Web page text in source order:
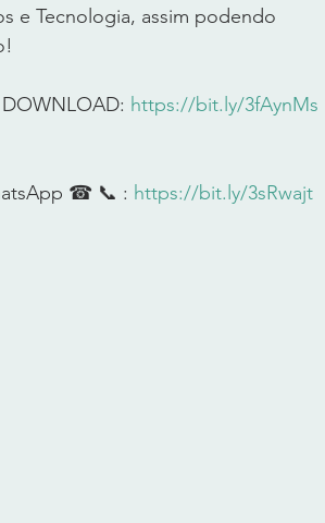
e Tecnologia, assim podendo
https://bit.ly/3fAynMs
☎ 📞 : https://bit.ly/3sRwajt